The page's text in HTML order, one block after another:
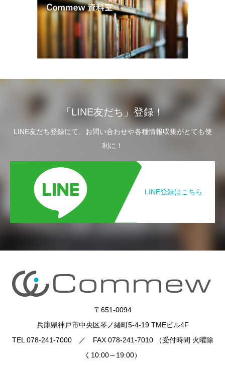
「LINE友だち」登録！
LINE友だち登録にて、お問い合わせや各種情報収集がとても便
利に！
LINE登録はこちら
〒651-0094
兵庫県神戸市中央区琴ノ緒町5-4-19 TMEビル4F
TEL 078-241-7000 ／ FAX 078-241-7010 （受付時間 火曜除
く10:00～19:00）